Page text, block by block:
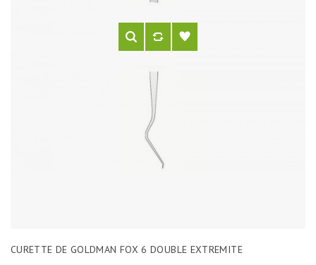
CURETTE DE GOLDMAN FOX 6 DOUBLE EXTREMITE